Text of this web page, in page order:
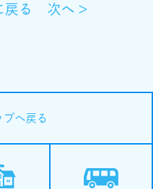
戻る 次へ >
プへ戻る